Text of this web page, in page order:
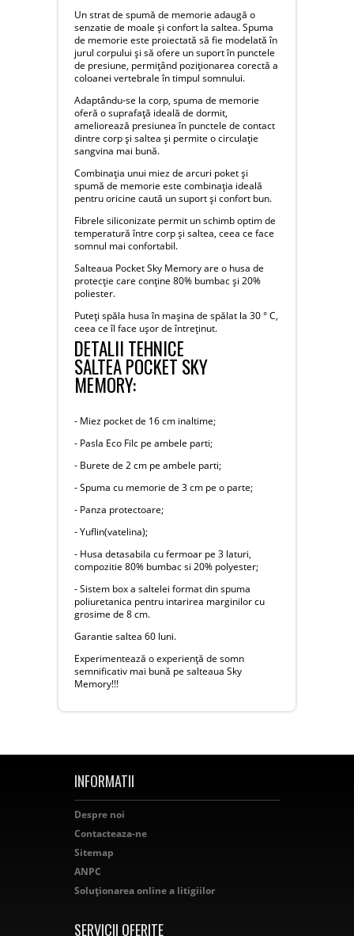
Un strat de spumă de memorie adaugă o
senzatie de moale și confort la saltea. Spuma
de memorie este proiectată să fie modelată în
jurul corpului și să ofere un suport în punctele
de presiune, permițând poziționarea corectă a
coloanei vertebrale în timpul somnului.
Adaptându-se la corp, spuma de memorie
oferă o suprafață ideală de dormit,
ameliorează presiunea în punctele de contact
dintre corp și saltea și permite o circulație
sangvina mai bună.
Combinația unui miez de arcuri poket și
spumă de memorie este combinația ideală
pentru oricine caută un suport și confort bun.
Fibrele siliconizate permit un schimb optim de
temperatură între corp și saltea, ceea ce face
somnul mai confortabil.
Salteaua Pocket Sky Memory are o husa de
protecție care conține 80% bumbac și 20%
poliester.
Puteți spăla husa în mașina de spălat la 30 ° C,
ceea ce îl face ușor de întreținut.
DETALII TEHNICE
SALTEA POCKET SKY
MEMORY:
- Miez pocket de 16 cm inaltime;
- Pasla Eco Filc pe ambele parti;
- Burete de 2 cm pe ambele parti;
- Spuma cu memorie de 3 cm pe o parte;
- Panza protectoare;
- Yuflin(vatelina);
- Husa detasabila cu fermoar pe 3 laturi,
compozitie 80% bumbac si 20% polyester;
- Sistem box a saltelei format din spuma
poliuretanica pentru intarirea marginilor cu
grosime de 8 cm.
Garantie saltea 60 luni.
Experimentează o experiență de somn
semnificativ mai bună pe salteaua Sky
Memory!!!
INFORMATII
Despre noi
Contacteaza-ne
Sitemap
ANPC
Soluționarea online a litigiilor
SERVICII OFERITE